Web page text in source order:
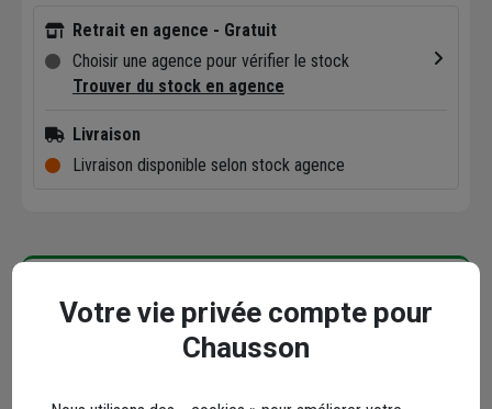
Retrait en agence - Gratuit
Choisir une agence pour vérifier le stock
Trouver du stock en agence
Livraison
Livraison disponible selon stock agence
Caractéristiques
Votre vie privée compte pour
Chausson